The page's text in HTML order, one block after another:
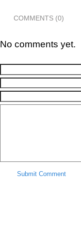
COMMENTS (0)
No comments yet.
Submit Comment